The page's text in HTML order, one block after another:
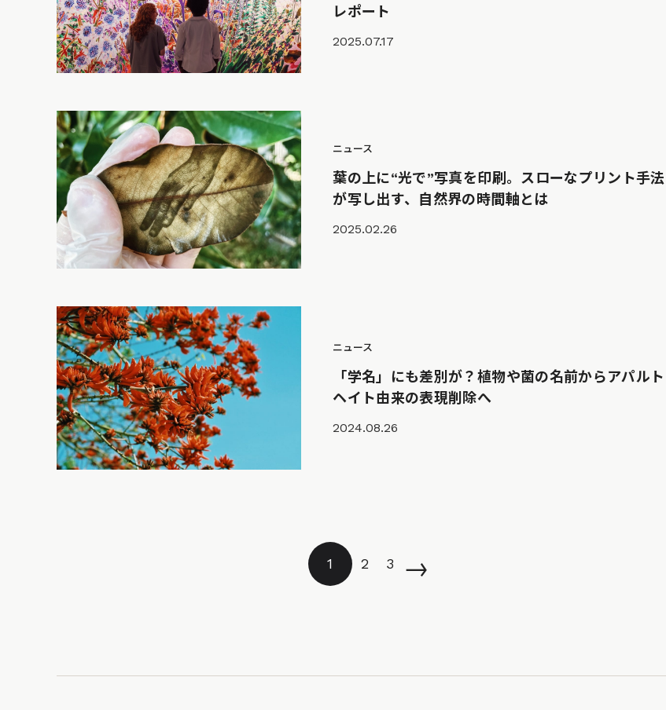
レポート
2025.07.17
ニュース
葉の上に“光で”写真を印刷。スローなプリント手法
が写し出す、自然界の時間軸とは
2025.02.26
ニュース
「学名」にも差別が？植物や菌の名前からアパルト
ヘイト由来の表現削除へ
2024.08.26
1 2 3 →